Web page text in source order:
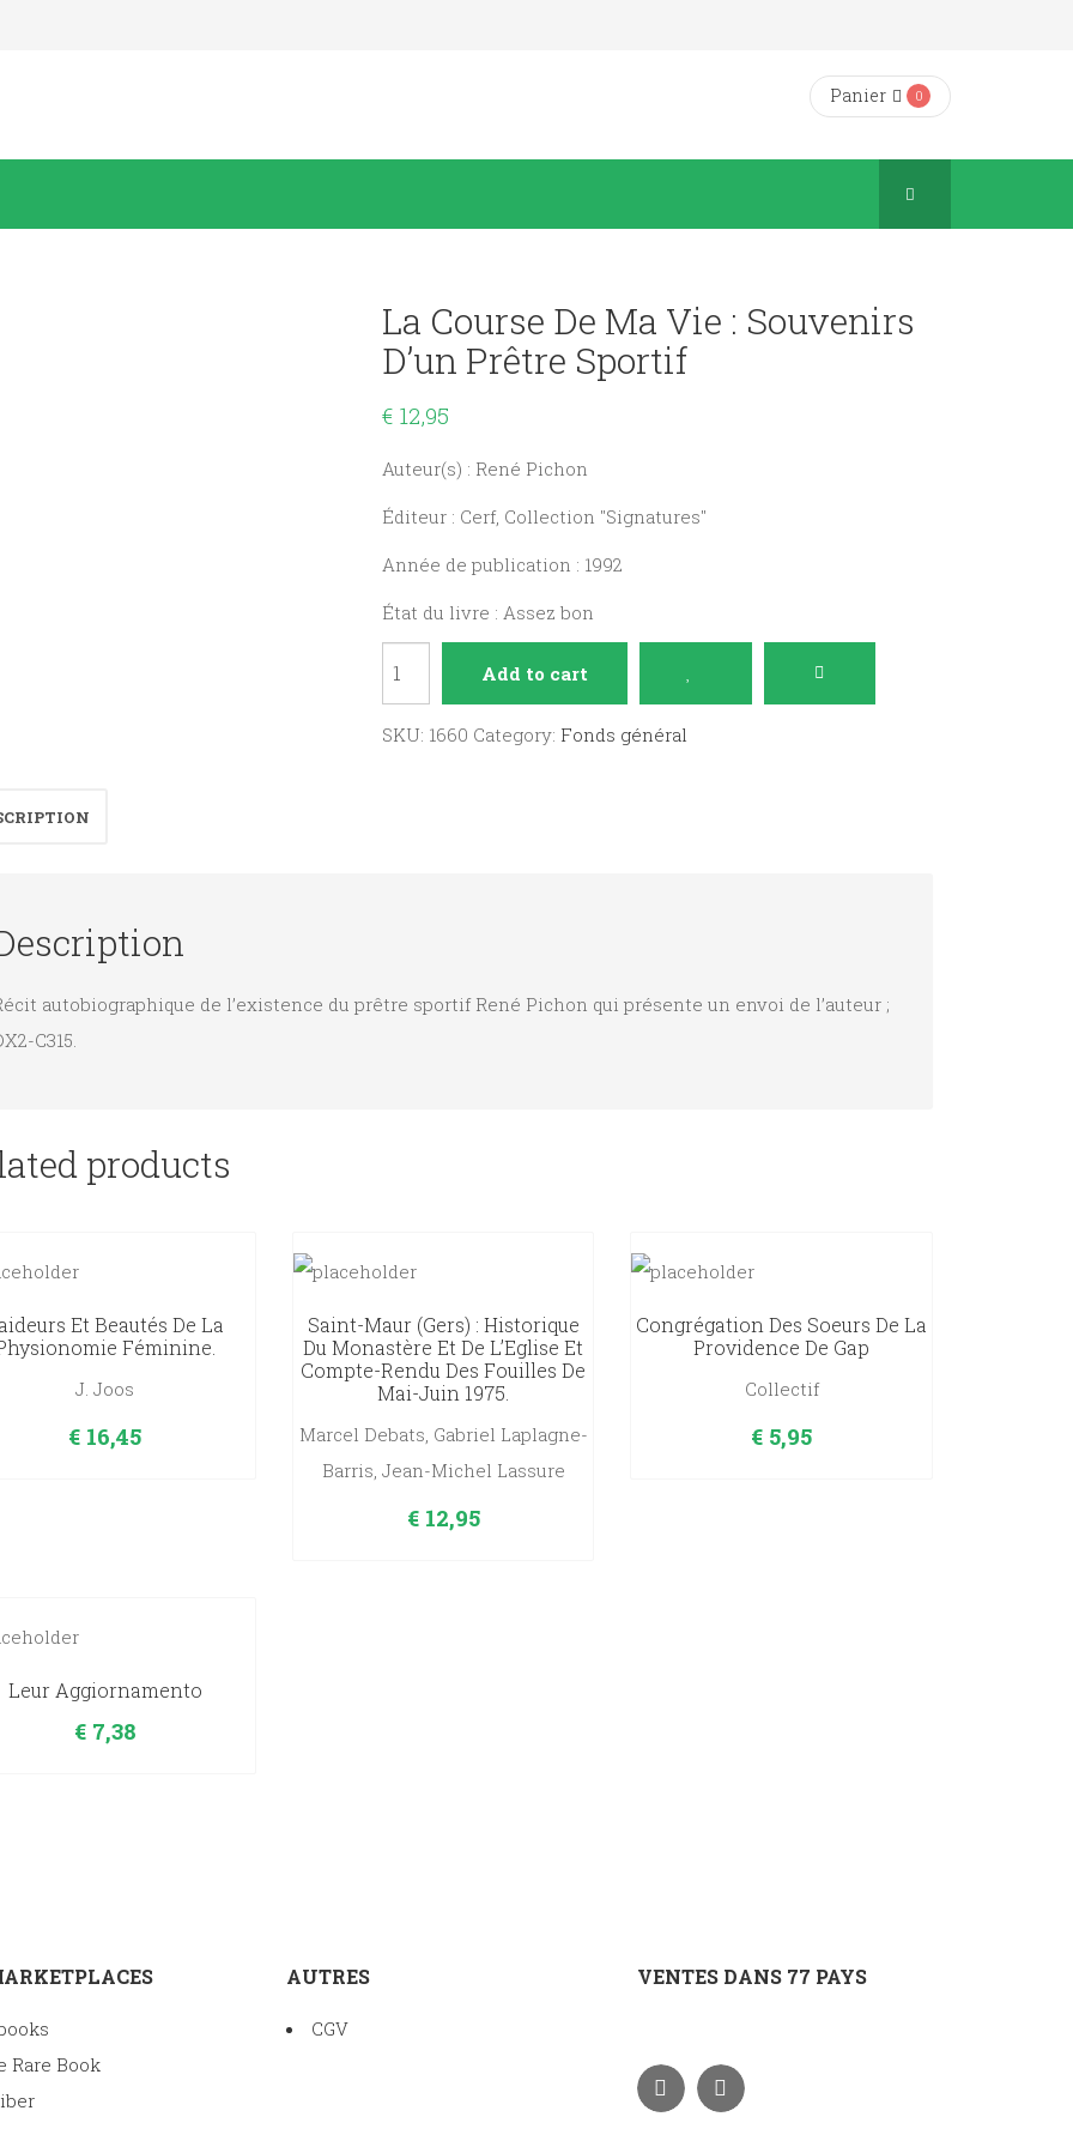
Panier 0
La Course De Ma Vie : Souvenirs
D’un Prêtre Sportif
€ 12,95
Auteur(s) : René Pichon
Éditeur : Cerf, Collection "Signatures"
Année de publication : 1992
État du livre : Assez bon
de
quantity
Add to cart
SKU: 1660 Category: Fonds général
autobiographique de l’existence du prêtre sportif René Pichon qui présente un envoi de l’auteur ;
C315.
products
Et Beautés De La
Féminine.
J. Joos
€ 16,45
Saint-Maur (Gers) : Historique
Du Monastère Et De L’Eglise Et
Compte-Rendu Des Fouilles De
Mai-Juin 1975.
Marcel Debats, Gabriel Laplagne-
Barris, Jean-Michel Lassure
€12,95
Congrégation Des Soeurs De La
Providence De Gap
Collectif
€ 5,95
Leur Aggiornamento
€7,38
Rare Book
AUTRES
CGV
VENTES DANS 77 PAYS